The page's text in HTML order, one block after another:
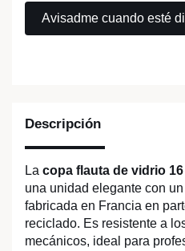
Descripción
La copa flauta de vidrio
una unidad elegante con
fabricada en Francia en
reciclado. Es resistente a
mecánicos, ideal para